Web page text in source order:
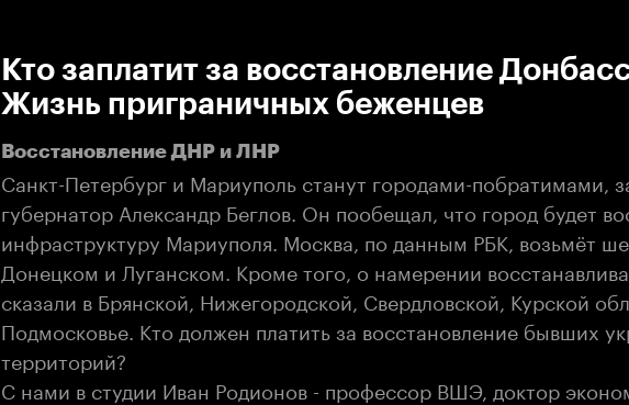
Кто заплатит за восстановление
Жизнь приграничных беженцев
Восстановление ДНР и ЛНР
Санкт-Петербург и Мариуполь станут городами-побратимами,
губернатор Александр Беглов. Он пообещал, что город будет
инфраструктуру Мариуполя. Москва, по данным РБК, возьмёт
Донецком и Луганском. Кроме того, о намерении
сказали в Брянской, Нижегородской, Свердловской, Курской
Подмосковье. Кто должен платить за восстановление бывших
территорий?
С нами в студии Иван Родионов - профессор ВШЭ, доктор